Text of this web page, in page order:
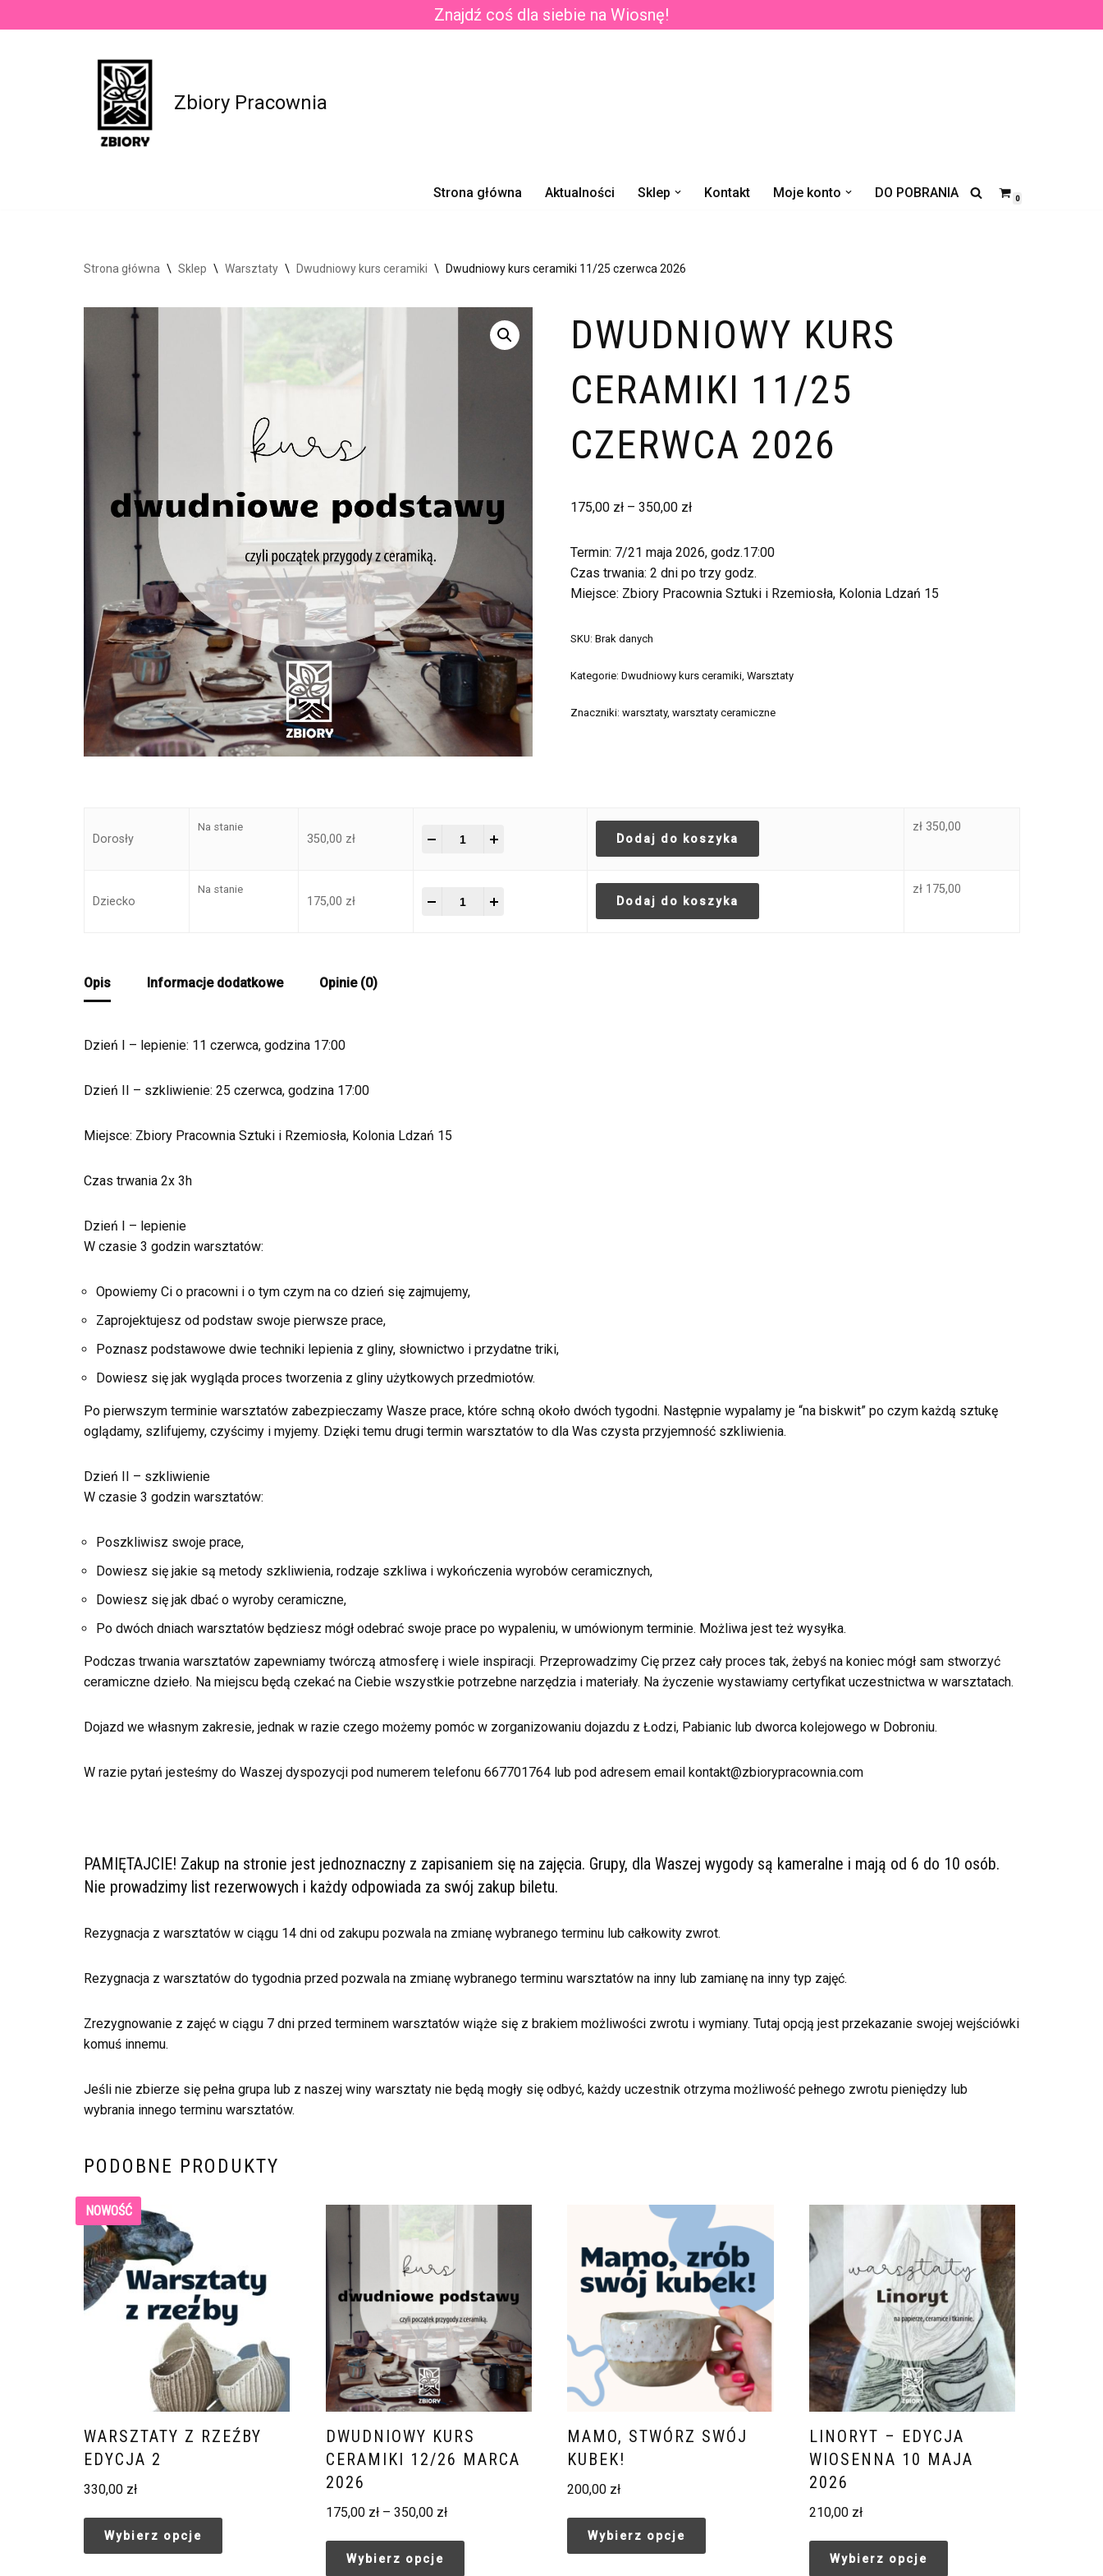
Znajdź coś dla siebie na Wiosnę!
Zbiory Pracownia
Strona główna Aktualności Sklep Kontakt Moje konto DO POBRANIA 0
Strona główna \ Sklep \ Warsztaty \ Dwudniowy kurs ceramiki \ Dwudniowy kurs ceramiki 11/25 czerwca 2026
DWUDNIOWY KURS
CERAMIKI 11/25
CZERWCA 2026
175,00 zł – 350,00 zł
Termin: 7/21 maja 2026, godz.17:00
Czas trwania: 2 dni po trzy godz.
Miejsce: Zbiory Pracownia Sztuki i Rzemiosła, Kolonia Ldzań 15
SKU: Brak danych
Kategorie: Dwudniowy kurs ceramiki, Warsztaty
Znaczniki: warsztaty, warsztaty ceramiczne
Dorosły
Na stanie
350,00 zł Dodaj do koszyka
zł 350,00
Dziecko
Na stanie
175,00 zł Dodaj do koszyka
zł 175,00
Opis Informacje dodatkowe Opinie (0)
Dzień I – lepienie: 11 czerwca, godzina 17:00
Dzień II – szkliwienie: 25 czerwca, godzina 17:00
Miejsce: Zbiory Pracownia Sztuki i Rzemiosła, Kolonia Ldzań 15
Czas trwania 2x 3h
Dzień I – lepienie
W czasie 3 godzin warsztatów:
Opowiemy Ci o pracowni i o tym czym na co dzień się zajmujemy,
Zaprojektujesz od podstaw swoje pierwsze prace,
Poznasz podstawowe dwie techniki lepienia z gliny, słownictwo i przydatne triki,
Dowiesz się jak wygląda proces tworzenia z gliny użytkowych przedmiotów.
Po pierwszym terminie warsztatów zabezpieczamy Wasze prace, które schną około dwóch tygodni. Następnie wypalamy je “na biskwit” po czym każdą sztukę
oglądamy, szlifujemy, czyścimy i myjemy. Dzięki temu drugi termin warsztatów to dla Was czysta przyjemność szkliwienia.
Dzień II – szkliwienie
W czasie 3 godzin warsztatów:
Poszkliwisz swoje prace,
Dowiesz się jakie są metody szkliwienia, rodzaje szkliwa i wykończenia wyrobów ceramicznych,
Dowiesz się jak dbać o wyroby ceramiczne,
Po dwóch dniach warsztatów będziesz mógł odebrać swoje prace po wypaleniu, w umówionym terminie. Możliwa jest też wysyłka.
Podczas trwania warsztatów zapewniamy twórczą atmosferę i wiele inspiracji. Przeprowadzimy Cię przez cały proces tak, żebyś na koniec mógł sam stworzyć
ceramiczne dzieło. Na miejscu będą czekać na Ciebie wszystkie potrzebne narzędzia i materiały. Na życzenie wystawiamy certyfikat uczestnictwa w warsztatach.
Dojazd we własnym zakresie, jednak w razie czego możemy pomóc w zorganizowaniu dojazdu z Łodzi, Pabianic lub dworca kolejowego w Dobroniu.
W razie pytań jesteśmy do Waszej dyspozycji pod numerem telefonu 667701764 lub pod adresem email kontakt@zbiorypracownia.com
PAMIĘTAJCIE! Zakup na stronie jest jednoznaczny z zapisaniem się na zajęcia. Grupy, dla Waszej wygody są kameralne i mają od 6 do 10 osób.
Nie prowadzimy list rezerwowych i każdy odpowiada za swój zakup biletu.
Rezygnacja z warsztatów w ciągu 14 dni od zakupu pozwala na zmianę wybranego terminu lub całkowity zwrot.
Rezygnacja z warsztatów do tygodnia przed pozwala na zmianę wybranego terminu warsztatów na inny lub zamianę na inny typ zajęć.
Zrezygnowanie z zajęć w ciągu 7 dni przed terminem warsztatów wiąże się z brakiem możliwości zwrotu i wymiany. Tutaj opcją jest przekazanie swojej wejściówki
komuś innemu.
Jeśli nie zbierze się pełna grupa lub z naszej winy warsztaty nie będą mogły się odbyć, każdy uczestnik otrzyma możliwość pełnego zwrotu pieniędzy lub
wybrania innego terminu warsztatów.
PODOBNE PRODUKTY
NOWOŚĆ
WARSZTATY Z RZEŹBY
EDYCJA 2
330,00 zł
Wybierz opcje
DWUDNIOWY KURS
CERAMIKI 12/26 MARCA
2026
175,00 zł – 350,00 zł
Wybierz opcje
MAMO, STWÓRZ SWÓJ
KUBEK!
200,00 zł
Wybierz opcje
LINORYT – EDYCJA
WIOSENNA 10 MAJA
2026
210,00 zł
Wybierz opcje